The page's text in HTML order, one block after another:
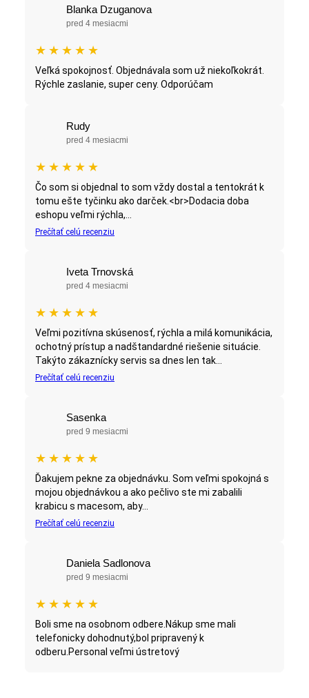
Blanka Dzuganova
pred 4 mesiacmi
★ ★ ★ ★ ★
Veľká spokojnosť. Objednávala som už niekoľkokrát.
Rýchle zaslanie, super ceny. Odporúčam
Rudy
pred 4 mesiacmi
★ ★ ★ ★ ★
Čo som si objednal to som vždy dostal a tentokrát k
tomu ešte tyčinku ako darček.<br>Dodacia doba
eshopu veľmi rýchla,...
Prečítať celú recenziu
Iveta Trnovská
pred 4 mesiacmi
★ ★ ★ ★ ★
Veľmi pozitívna skúsenosť, rýchla a milá komunikácia,
ochotný prístup a nadštandardné riešenie situácie.
Takýto zákaznícky servis sa dnes len tak...
Prečítať celú recenziu
Sasenka
pred 9 mesiacmi
★ ★ ★ ★ ★
Ďakujem pekne za objednávku. Som veľmi spokojná s
mojou objednávkou a ako pečlivo ste mi zabalili
krabicu s macesom, aby...
Prečítať celú recenziu
Daniela Sadlonova
pred 9 mesiacmi
★ ★ ★ ★ ★
Boli sme na osobnom odbere.Nákup sme mali
telefonicky dohodnutý,bol pripravený k
odberu.Personal veľmi ústretový